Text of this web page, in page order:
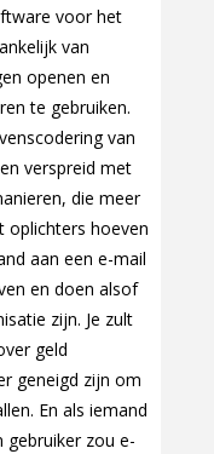
voor het
van
openen en
te gebruiken.
van
verspreid met
die meer
oplichters hoeven
aan een e-mail
en doen alsof
zijn. Je zult
geld
geneigd zijn om
En als iemand
gebruiker zou e-